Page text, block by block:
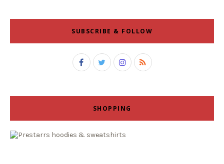
SUBSCRIBE & FOLLOW
SHOPPING